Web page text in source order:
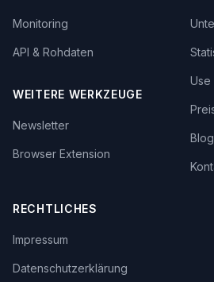
Monitoring
API & Rohdaten
WEITERE WERKZEUGE
Newsletter
Browser Extension
Use
Blog
RECHTLICHES
Impressum
Datenschutzerklärung